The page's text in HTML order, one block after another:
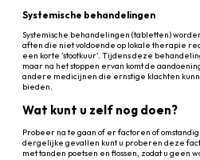
Systemische behandelingen
Systemische behandelingen (tabletten)
aften die niet voldoende op lokale therapie
een korte ‘stootkuur’. Tijdens deze
maar na het stoppen ervan komt de
andere medicijnen die ernstige klachten
bieden.
Wat kunt u zelf nog doen?
Probeer na te gaan of er factoren of
dergelijke gevallen kunt u proberen deze
met tanden poetsen en flossen, zodat u geen